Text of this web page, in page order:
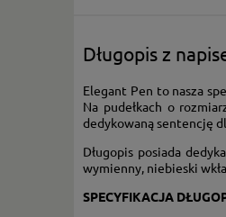
Długopis z
Elegant Pen to nasza
Na pudełkach o
dedykowaną sentencję
Długopis posiada
wymienny, niebieski
SPECYFIKACJA